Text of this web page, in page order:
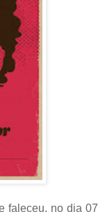
faleceu, no dia 07